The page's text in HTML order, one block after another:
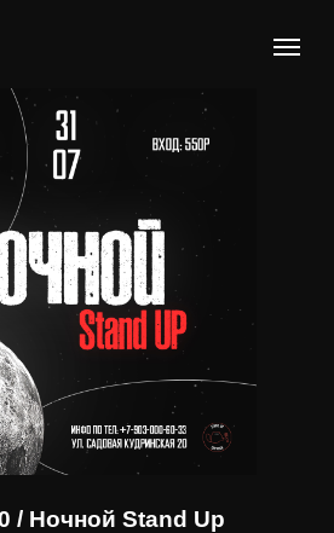
/ Ночной Stand Up